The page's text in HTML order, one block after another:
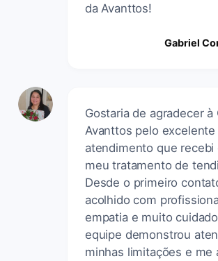
da Avanttos!
Gabriel
Gostaria de agradecer à
Avanttos pelo excelente
atendimento que recebi
meu tratamento de
Desde o primeiro
acolhido com
empatia e muito
equipe demonstrou
minhas limitações e me